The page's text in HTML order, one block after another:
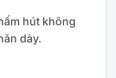
hút không
dày.